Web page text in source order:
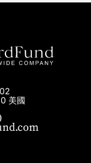
美國